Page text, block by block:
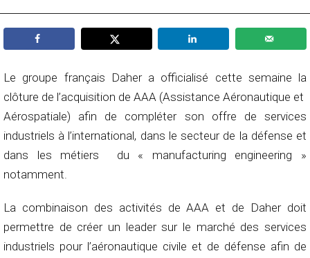
Le groupe français Daher a officialisé cette semaine la
clôture de l’acquisition de AAA (Assistance Aéronautique et
Aérospatiale) afin de compléter son offre de services
industriels à l’international, dans le secteur de la défense et
dans les métiers du « manufacturing engineering »
notamment.
La combinaison des activités de AAA et de Daher doit
permettre de créer un leader sur le marché des services
industriels pour l’aéronautique civile et de défense afin de